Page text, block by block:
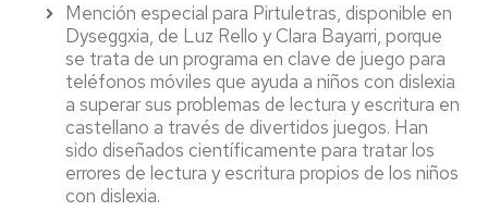
Mención especial para Pirtuletras, disponible en
Dyseggxia, de Luz Rello y Clara Bayarri, porque
se trata de un programa en clave de juego para
teléfonos móviles que ayuda a niños con dislexia
a superar sus problemas de lectura y escritura en
castellano a través de divertidos juegos. Han
sido diseñados científicamente para tratar los
errores de lectura y escritura propios de los niños
con dislexia.